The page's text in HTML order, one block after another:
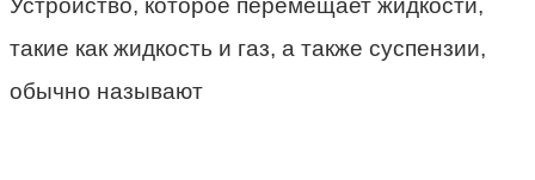
Устройство, которое перемещает жидкости,
такие как жидкость и газ, а также суспензии,
обычно называют